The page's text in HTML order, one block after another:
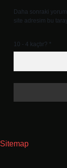
Daha sonraki
site adresim bu
10 - 4 kaçtır? *
Sitemap